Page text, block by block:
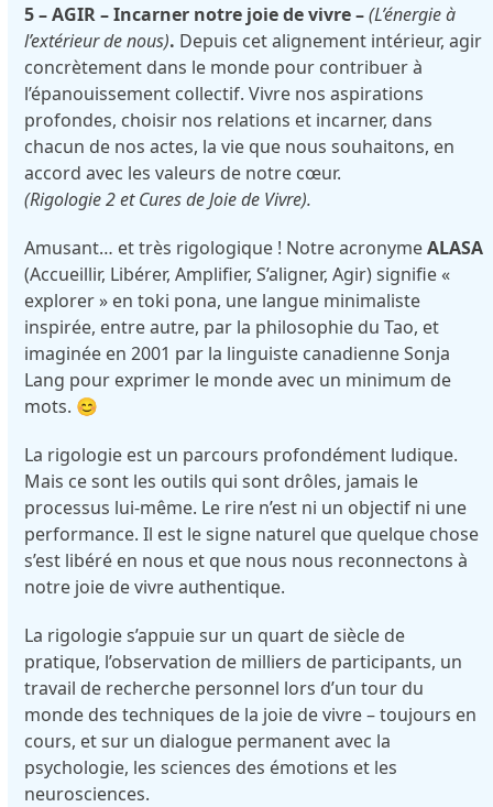
5 – AGIR – Incarner notre joie de vivre –(L’énergie à
l’extérieur de nous). Depuis cet alignement intérieur, agir
concrètement dans le monde pour contribuer à
l’épanouissement collectif. Vivre nos aspirations
profondes, choisir nos relations et incarner, dans
chacun de nos actes, la vie que nous souhaitons, en
accord avec les valeurs de notre cœur.
(Rigologie 2 et Cures de Joie de Vivre).
Amusant… et très rigologique ! Notre acronymeALASA
(Accueillir, Libérer, Amplifier, S’aligner, Agir) signifie «
explorer » en toki pona, une langue minimaliste
inspirée, entre autre, par la philosophie du Tao, et
imaginée en 2001 par la linguiste canadienne Sonja
Lang pour exprimer le monde avec un minimum de
mots. 😊
La rigologie est un parcours profondément ludique.
Mais ce sont les outils qui sont drôles, jamais le
processus lui-même. Le rire n’est ni un objectif ni une
performance. Il est le signe naturel que quelque chose
s’est libéré en nous et que nous nous reconnectons à
notre joie de vivre authentique.
La rigologie s’appuie sur un quart de siècle de
pratique, l’observation de milliers de participants, un
travail de recherche personnel lors d’un tour du
monde des techniques de la joie de vivre – toujours en
cours, et sur un dialogue permanent avec la
psychologie, les sciences des émotions et les
neurosciences.